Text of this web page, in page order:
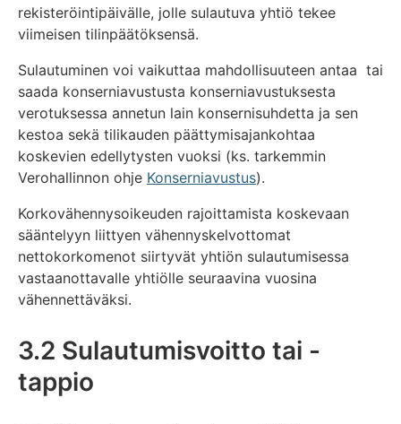
rekisteröintipäivälle, jolle sulautuva yhtiö tekee
viimeisen tilinpäätöksensä.
Sulautuminen voi vaikuttaa mahdollisuuteen antaa tai
saada konserniavustusta konserniavustuksesta
verotuksessa annetun lain konsernisuhdetta ja sen
kestoa sekä tilikauden päättymisajankohtaa
koskevien edellytysten vuoksi (ks. tarkemmin
Verohallinnon ohje Konserniavustus).
Korkovähennysoikeuden rajoittamista koskevaan
sääntelyyn liittyen vähennyskelvottomat
nettokorkomenot siirtyvät yhtiön sulautumisessa
vastaanottavalle yhtiölle seuraavina vuosina
vähennettäväksi.
3.2 Sulautumisvoitto tai -
tappio